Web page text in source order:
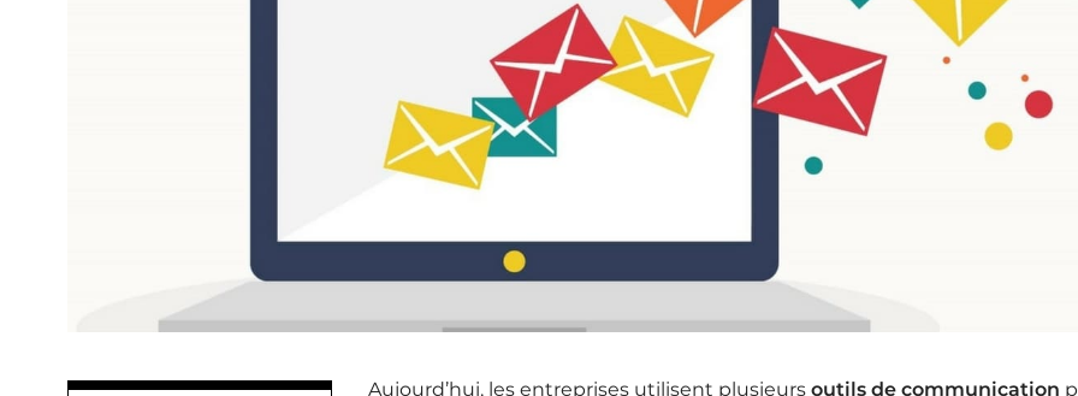
Aujourd’hui, les entreprises utilisent plusieurs outils de communication